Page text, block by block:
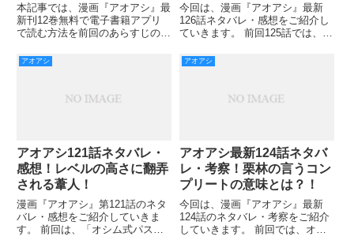
本記事では、漫画『アオアシ』最
新刊12巻無料で電子書籍アプリ
で読む方法を前回のあらすじのお
きます。 前回では、ためにため
てきたチームの潜在能力が炸裂し
大枠は、反目していた選手達がし
今回は、漫画『アオアシ』最新
126話ネタバレ・感想をご紹介し
ていきます。 前回125話では、ア
ましたね！ 今回の最新126話では
試合当日の話になります！
アオアシ
アオアシ121話ネタバレ・
感想！レベルの高さに翻弄
される葦人！
漫画『アオアシ』第121話のネタ
バレ・感想をご紹介していきま
す。 前回は、「オシム式パス回
アオアシ
アオアシ最新124話ネタバ
レ・考察！栗林の言うコン
プリートの意味とは？！
今回は、漫画『アオアシ』最新
124話のネタバレ・考察をご紹介
していきます。 前回では、オシ